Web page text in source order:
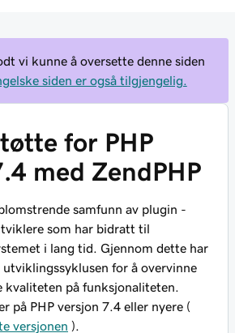
vi kunne å oversette denne siden
siden er også tilgjengelig.
for PHP
med ZendPHP
samfunn av plugin -
som har bidratt til
i lang tid. Gjennom dette har
utviklingssyklusen for å overvinne
kvaliteten på funksjonaliteten.
på PHP versjon 7.4 eller nyere (
versjonen ).